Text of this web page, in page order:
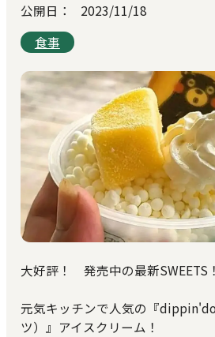
公開日：
2023/11/18
食事
大好評！ 発売中の最新SWEETS！
元気キッチンで人気の『
ツ）』アイスクリーム！